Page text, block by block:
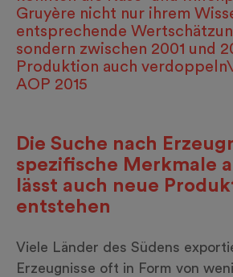
Gruyère nicht nur ihrem
entsprechende
sondern zwischen 2001 und
Produktion auch
AOP 2015
Die Suche nach
spezifische Merkmale
lässt auch neue
entstehen
Viele Länder des Südens
Erzeugnisse oft in Form von